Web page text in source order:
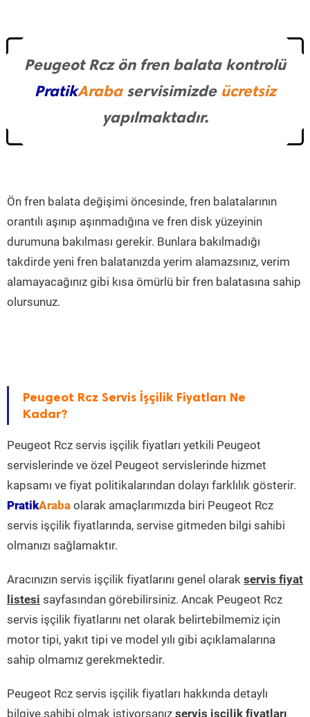
Peugeot Rcz ön fren balata kontrolü
PratikArabaservisimizde ücretsiz
yapılmaktadır.
Ön fren balata değişimi öncesinde, fren balatalarının
orantılı aşınıp aşınmadığına ve fren disk yüzeyinin
durumuna bakılması gerekir. Bunlara bakılmadığı
takdirde yeni fren balatanızda yerim alamazsınız, verim
alamayacağınız gibi kısa ömürlü bir fren balatasına sahip
olursunuz.
Peugeot Rcz Servis İşçilik Fiyatları Ne
Kadar?
Peugeot Rcz servis işçilik fiyatları yetkili Peugeot
servislerinde ve özel Peugeot servislerinde hizmet
kapsamı ve fiyat politikalarından dolayı farklılık gösterir.
PratikAraba olarak amaçlarımızda biri Peugeot Rcz
servis işçilik fiyatlarında, servise gitmeden bilgi sahibi
olmanızı sağlamaktır.
Aracınızın servis işçilik fiyatlarını genel olarak servis fiyat
listesi sayfasından görebilirsiniz. Ancak Peugeot Rcz
servis işçilik fiyatlarını net olarak belirtebilmemiz için
motor tipi, yakıt tipi ve model yılı gibi açıklamalarına
sahip olmamız gerekmektedir.
Peugeot Rcz servis işçilik fiyatları hakkında detaylı
bilgiye sahibi olmak istiyorsanız servis işçilik fiyatları